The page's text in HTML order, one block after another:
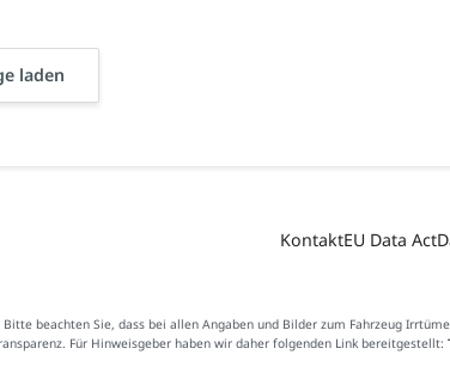
laden
KontaktEU Data Act
beachten Sie, dass bei allen Angaben und Bilder zum Fahrzeug
Für Hinweisgeber haben wir daher folgenden Link bereitgestellt: